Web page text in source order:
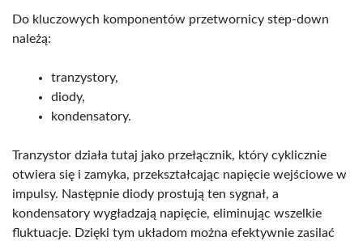
Do kluczowych komponentów przetwornicy step-down
należą:
tranzystory,
diody,
kondensatory.
Tranzystor działa tutaj jako przełącznik, który cyklicznie
otwiera się i zamyka, przekształcając napięcie wejściowe w
impulsy. Następnie diody prostują ten sygnał, a
kondensatory wygładzają napięcie, eliminując wszelkie
fluktuacje. Dzięki tym układom można efektywnie zasilać